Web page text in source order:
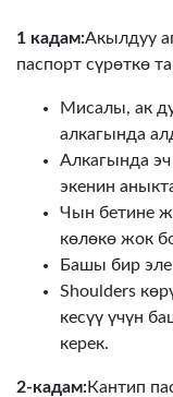
1 кадам:Акылдуу
паспорт сүрөткө
Мисалы, ак
алкагында
Алкагында
экенин
Чын бетине
көлөкө жок
Башы бир
Shoulders
кесүү үчүн
керек.
2-кадам:Кантип